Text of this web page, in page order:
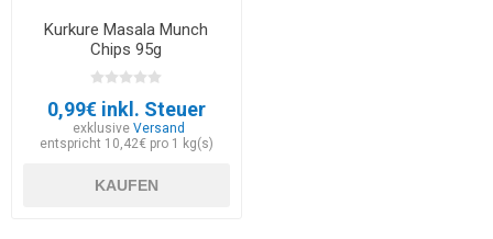
Kurkure Masala Munch
Chips 95g
0,99€ inkl. Steuer
exklusiveVersand
entspricht 10,42€ pro 1 kg(s)
KAUFEN